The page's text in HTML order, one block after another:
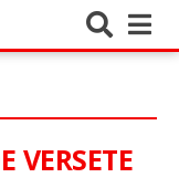
VERSETE